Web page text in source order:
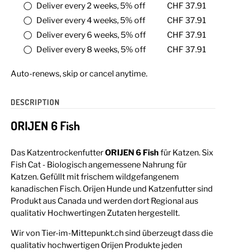
Deliver every 2 weeks, 5% off
CHF 37.91
Deliver every 4 weeks, 5% off
CHF 37.91
Deliver every 6 weeks, 5% off
CHF 37.91
Deliver every 8 weeks, 5% off
CHF 37.91
Auto-renews, skip or cancel anytime.
DESCRIPTION
ORIJEN 6 Fish
Das KatzentrockenfutterORIJEN 6 Fish für Katzen. Six
Fish Cat - Biologisch angemessene Nahrung für
Katzen. Gefüllt mit frischem wildgefangenem
kanadischen Fisch. Orijen Hunde und Katzenfutter sind
Produkt aus Canada und werden dort Regional aus
qualitativ Hochwertingen Zutaten hergestellt.
Wir von Tier-im-Mittepunkt.ch sind überzeugt dass die
qualitativ hochwertigen Orijen Produkte jeden